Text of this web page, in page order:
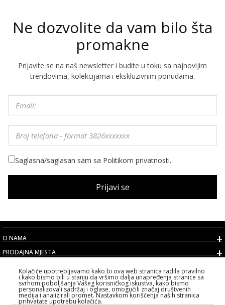
Ne dozvolite da vam bilo šta
promakne
Prijavite se na naš newsletter i budite u toku sa najnovijim
trendovima, kolekcijama i ekskluzivnim ponudama.
Saglasna/saglasan sam sa Politikom privatnosti.
Prijavi se
O NAMA
PRODAJNA MJESTA
KORISNIČKI SERVIS
IZABERITE DRŽAVU
Kolačiće upotrebljavamo kako bi ova web stranica radila pravilno
i kako bismo bili u stanju da vršimo dalja unapređenja stranice sa
svrhom poboljšanja Vašeg korisničkog iskustva, kako bismo
personalizovali sadržaj i oglase, omogućili značaj društvenih
medija i analizirali promet. Nastavkom korišćenja naših stranica
prihvatate upotrebu kolačića.